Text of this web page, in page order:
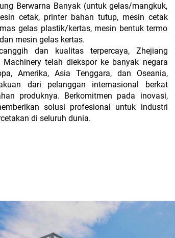
Berwarna Banyak (untuk gelas/mangkuk,
cetak, printer bahan tutup, mesin cetak
gelas plastik/kertas, mesin bentuk termo
mesin gelas kertas.
dan kualitas terpercaya, Zhejiang
Machinery telah diekspor ke banyak negara
Amerika, Asia Tenggara, dan Oseania,
dari pelanggan internasional berkat
produknya. Berkomitmen pada inovasi,
solusi profesional untuk industri
di seluruh dunia.